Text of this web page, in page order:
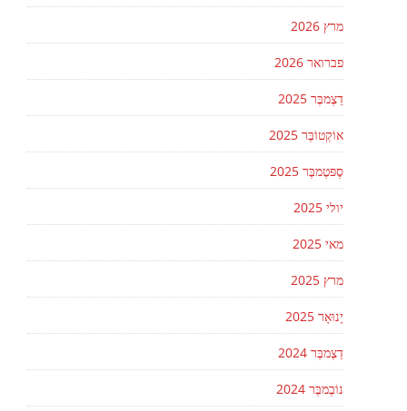
מרץ 2026
פברואר 2026
דֵצֶמבֶּר 2025
אוֹקְטוֹבֶּר 2025
סֶפּטֶמבֶּר 2025
יולי 2025
מאי 2025
מרץ 2025
יָנוּאָר 2025
דֵצֶמבֶּר 2024
נוֹבֶמבֶּר 2024